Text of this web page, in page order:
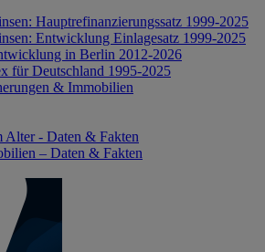
Hauptrefinanzierungssatz 1999-2025
Entwicklung Einlagesatz 1999-2025
in Berlin 2012-2026
für Deutschland 1995-2025
& Immobilien
Alter - Daten & Fakten
– Daten & Fakten